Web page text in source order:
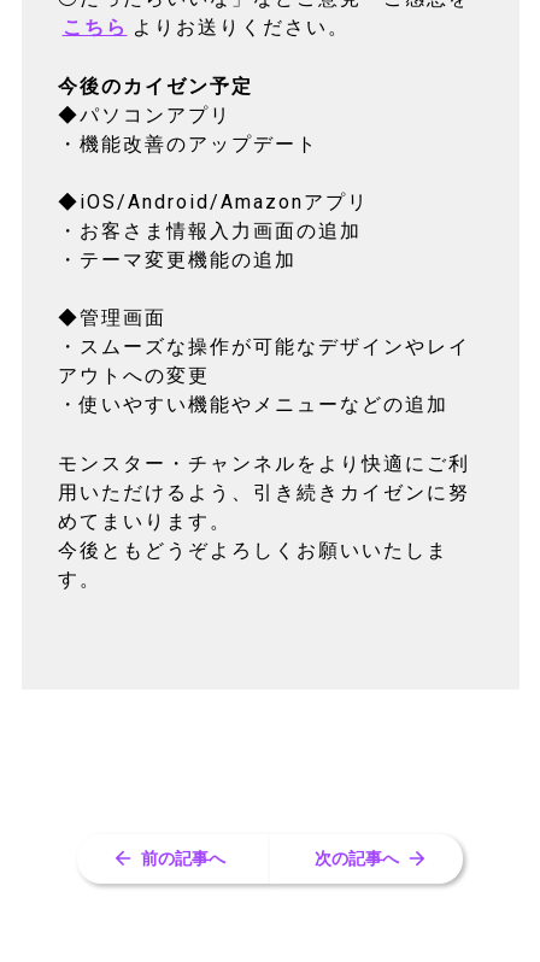
こちら よりお送りください。
今後のカイゼン予定
◆パソコンアプリ
・機能改善のアップデート
◆iOS/Android/Amazonアプリ
・お客さま情報入力画面の追加
・テーマ変更機能の追加
◆管理画面
・スムーズな操作が可能なデザインやレイ
アウトへの変更
・使いやすい機能やメニューなどの追加
モンスター・チャンネルをより快適にご利
用いただけるよう、引き続きカイゼンに努
めてまいります。
今後ともどうぞよろしくお願いいたしま
す。
前の記事へ 次の記事へ